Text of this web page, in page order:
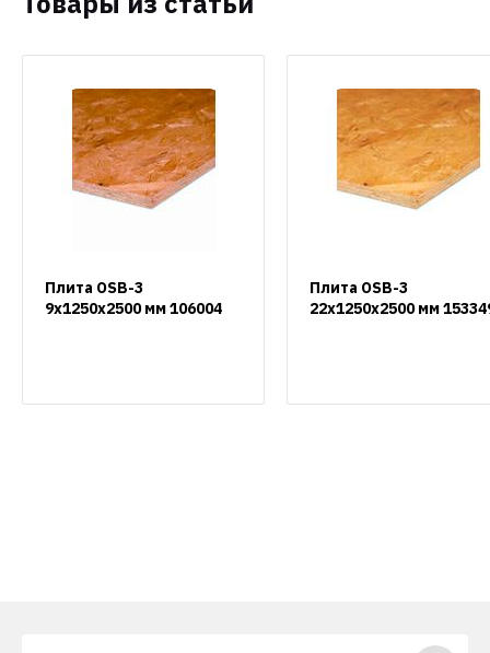
Плита OSB-3
9х1250х2500 мм 106004
Плита OSB-3
22х1250х2500 мм